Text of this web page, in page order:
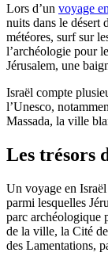
Lors d’un voyage
nuits dans le désert
météores, surf sur
l’archéologie pour
Jérusalem, une
Israël compte
l’Unesco,
Massada, la ville
Les trésors
Un voyage en
parmi lesquelles
parc archéologique
de la ville, la Cité
des Lamentations,